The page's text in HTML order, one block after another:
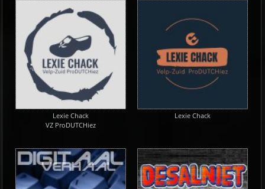
Lexie Chack
VZ ProDUTCHiez
Lexie Chack